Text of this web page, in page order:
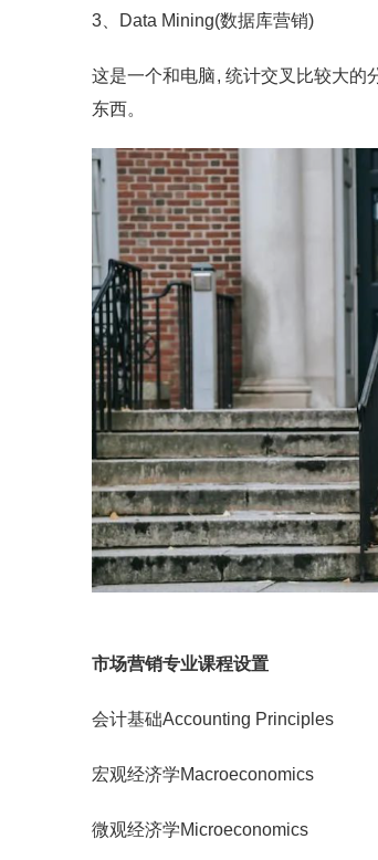
3、Data Mining(数据库营销)
这是一个和电脑, 统计交叉比较大的
东西。
市场营销专业课程设置
会计基础Accounting Principles
宏观经济学Macroeconomics
微观经济学Microeconomics